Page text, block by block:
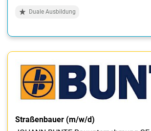
Duale Ausbildung
Straßenbauer (m/w/d)